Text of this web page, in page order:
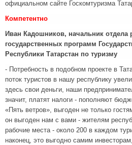
официальном сайте Госкомтуризма
Компетентно
Иван Кадошников, начальник отдела
государственных программ
Республики Татарстан по туризму
- Потребность в подобном проекте в
поток туристов в нашу республику
здесь свои деньги, наши
значит, платят налоги - пополняют
«Пять ветров», выгоден не только
он выгоден нам с вами - жителям
рабочие места - около 200 в каждом
наконец, это выгодно самим